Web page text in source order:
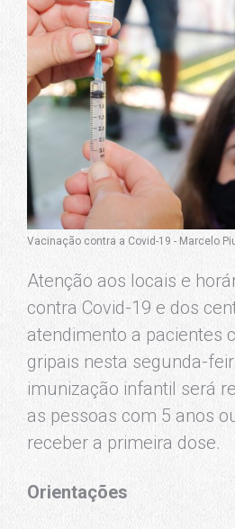
Vacinação contra a Covid-19 - Marcelo
Atenção aos locais e
contra Covid-19 e dos
atendimento a pacientes
gripais nesta segunda-
imunização infantil será
as pessoas com 5 anos
receber a primeira dose.
Orientações